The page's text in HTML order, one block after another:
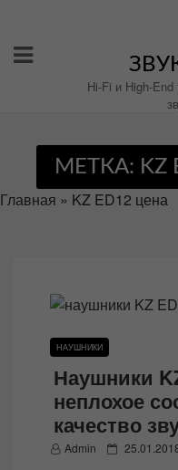
содержимому
Hi-Fi и High-End
МЕТКА: KZ
Главная » KZ ED12 цена
НАУШНИКИ
Наушники
неплохое
качество
Admin
P